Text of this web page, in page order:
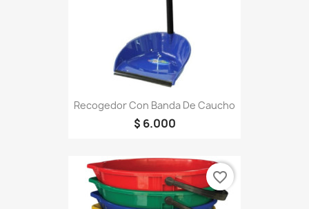
Recogedor Con Banda De Caucho
$ 6.000
favorite_border